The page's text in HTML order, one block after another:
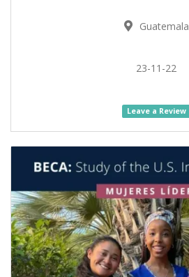
Guatemala
23-11-22
Leave a Review